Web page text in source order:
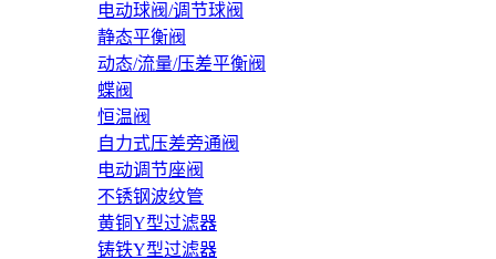
电动球阀/调节球阀
静态平衡阀
动态/流量/压差平衡阀
蝶阀
恒温阀
自力式压差旁通阀
电动调节座阀
不锈钢波纹管
黄铜Y型过滤器
铸铁Y型过滤器